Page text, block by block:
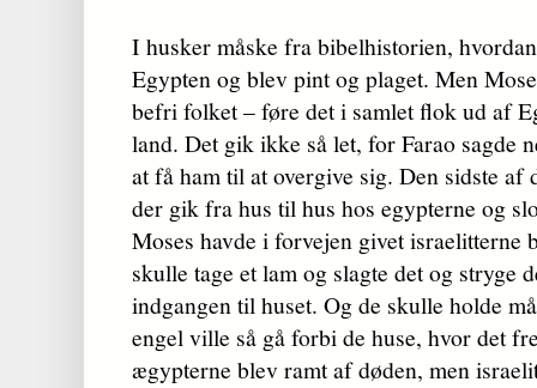
I husker måske fra bibelhistorien,
Egypten og blev pint og plaget. Men
befri folket – føre det i samlet flok ud af
land. Det gik ikke så let, for Farao sagde
at få ham til at overgive sig. Den sidste af
der gik fra hus til hus hos egypterne og
Moses havde i forvejen givet israelitterne
skulle tage et lam og slagte det og stryge
indgangen til huset. Og de skulle holde
engel ville så gå forbi de huse, hvor det
ægypterne blev ramt af døden, men